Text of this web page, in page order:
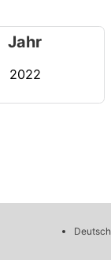
Jahr
2022
Deutsch